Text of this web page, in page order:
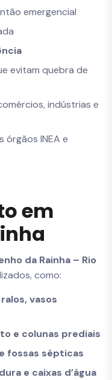
emergencial
evitam quebra de
indústrias e
órgãos INEA e
em
da Rainha – Rio
como:
vasos
e colunas prediais
fossas sépticas
e caixas d’água